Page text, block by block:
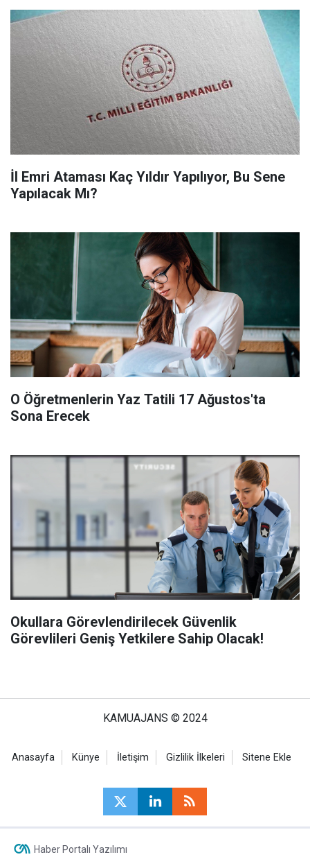
İl Emri Ataması Kaç Yıldır Yapılıyor, Bu Sene
Yapılacak Mı?
O Öğretmenlerin Yaz Tatili 17 Ağustos'ta
Sona Erecek
Okullara Görevlendirilecek Güvenlik
Görevlileri Geniş Yetkilere Sahip Olacak!
KAMUAJANS © 2024
Anasayfa Künye İletişim Gizlilik İlkeleri Sitene Ekle
Haber Portalı Yazılımı